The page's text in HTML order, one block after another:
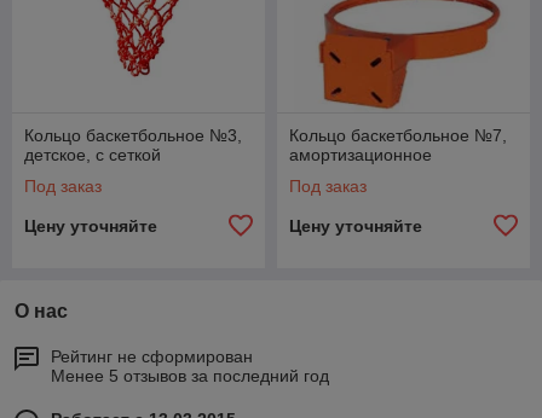
Кольцо баскетбольное №3,
детское, с сеткой
Под заказ
Цену уточняйте
Кольцо баскетбольное №7,
амортизационное
Под заказ
Цену уточняйте
О нас
Рейтинг не сформирован
Менее 5 отзывов за последний год